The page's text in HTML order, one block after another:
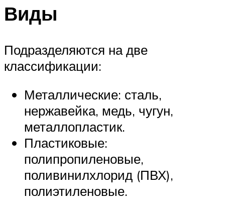
Виды
Подразделяются на две
классификации:
Металлические: сталь,
нержавейка, медь, чугун,
металлопластик.
Пластиковые:
полипропиленовые,
поливинилхлорид (ПВХ),
полиэтиленовые.